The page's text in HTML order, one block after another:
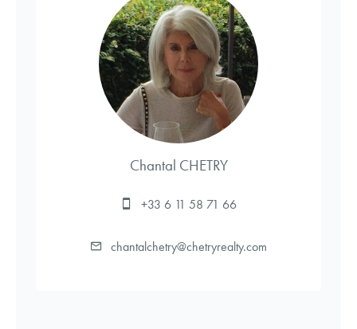
Chantal CHETRY
+33 6 11 58 71 66
chantalchetry@chetryrealty.com